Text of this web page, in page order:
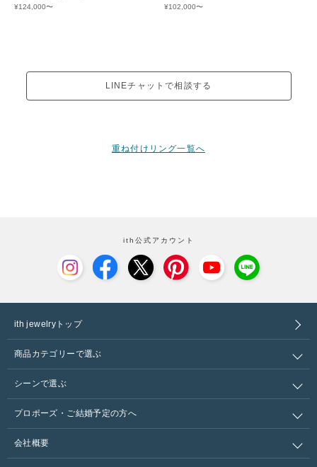
¥124,000〜 ¥102,000〜
LINEチャットで相談する
重ね付けリング一覧へ
ith公式アカウント
ith jewelryトップ
商品カテゴリーで選ぶ
シーンで選ぶ
プロポーズ・ご結婚予定の方へ
会社概要